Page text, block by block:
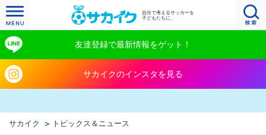
自分で考えるサッカーを
子どもたちに。
友達登録で最新情報をゲット！
サカイクのインスタを見る
サカイク トピックス＆ニュース